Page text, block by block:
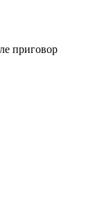
приговор